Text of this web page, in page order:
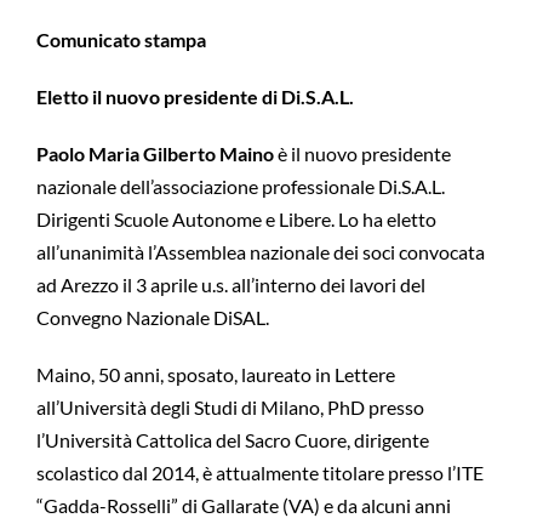
Comunicato stampa
Eletto il nuovo presidente di Di.S.A.L.
Paolo Maria Gilberto Mainoè il nuovo presidente
nazionale dell’associazione professionale Di.S.A.L.
Dirigenti Scuole Autonome e Libere. Lo ha eletto
all’unanimità l’Assemblea nazionale dei soci convocata
ad Arezzo il 3 aprile u.s. all’interno dei lavori del
Convegno Nazionale DiSAL.
Maino, 50 anni, sposato, laureato in Lettere
all’Università degli Studi di Milano, PhD presso
l’Università Cattolica del Sacro Cuore, dirigente
scolastico dal 2014, è attualmente titolare presso l’ITE
“Gadda-Rosselli” di Gallarate (VA) e da alcuni anni